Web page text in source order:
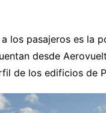
los pasajeros es la
desde
de los edificios de